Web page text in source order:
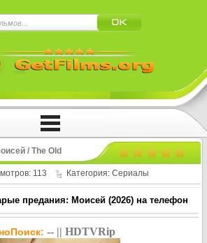
/ The Old
113 Категория: Сериалы
предания: Моисей (2026) на телефон
-- || HDTVRip
сперва нажмите на
верхнем углу!!!